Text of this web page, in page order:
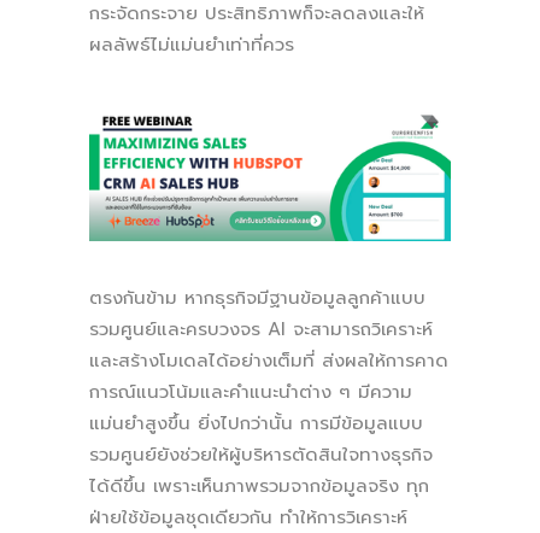
กระจัดกระจาย ประสิทธิภาพก็จะลดลงและให้
ผลลัพธ์ไม่แม่นยำเท่าที่ควร
ตรงกันข้าม หากธุรกิจมีฐานข้อมูลลูกค้าแบบ
รวมศูนย์และครบวงจร AI จะสามารถวิเคราะห์
และสร้างโมเดลได้อย่างเต็มที่ ส่งผลให้การคาด
การณ์แนวโน้มและคำแนะนำต่าง ๆ มีความ
แม่นยำสูงขึ้น ยิ่งไปกว่านั้น การมีข้อมูลแบบ
รวมศูนย์ยังช่วยให้ผู้บริหารตัดสินใจทางธุรกิจ
ได้ดีขึ้น เพราะเห็นภาพรวมจากข้อมูลจริง ทุก
ฝ่ายใช้ข้อมูลชุดเดียวกัน ทำให้การวิเคราะห์